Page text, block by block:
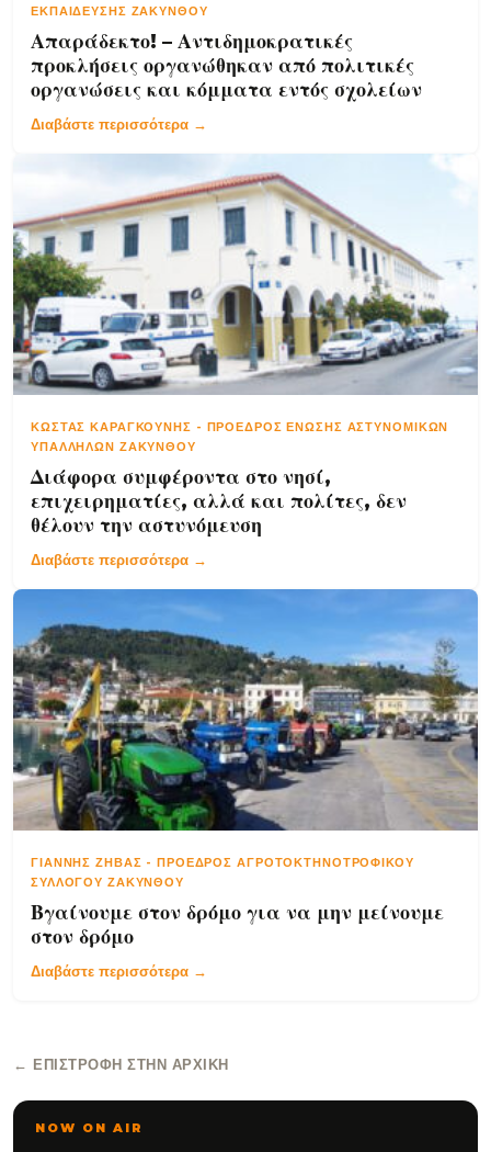
ΕΚΠΑΊΔΕΥΣΗΣ ΖΑΚΎΝΘΟΥ
Απαράδεκτο! – Αντιδημοκρατικές
προκλήσεις οργανώθηκαν από πολιτικές
οργανώσεις και κόμματα εντός σχολείων
Διαβάστε περισσότερα →
ΚΏΣΤΑΣ ΚΑΡΑΓΚΟΎΝΗΣ - ΠΡΌΕΔΡΟΣ ΈΝΩΣΗΣ ΑΣΤΥΝΟΜΙΚΏΝ
ΥΠΑΛΛΉΛΩΝ ΖΑΚΎΝΘΟΥ
Διάφορα συμφέροντα στο νησί,
επιχειρηματίες, αλλά και πολίτες, δεν
θέλουν την αστυνόμευση
Διαβάστε περισσότερα →
ΓΙΆΝΝΗΣ ΖΉΒΑΣ -ΠΡΌΕΔΡΟΣ ΑΓΡΟΤΟΚΤΗΝΟΤΡΟΦΙΚΟΎ
ΣΥΛΛΌΓΟΥ ΖΑΚΎΝΘΟΥ
Βγαίνουμε στον δρόμο για να μην μείνουμε
στον δρόμο
Διαβάστε περισσότερα →
← ΕΠΙΣΤΡΟΦΉ ΣΤΗΝ ΑΡΧΙΚΉ
NOW ON AIR